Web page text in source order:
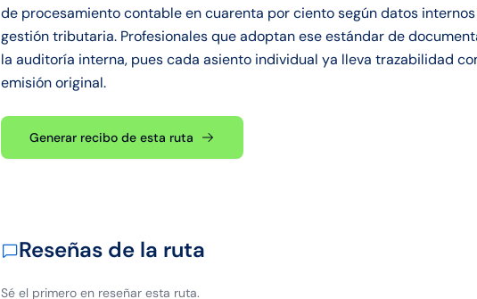
de procesamiento contable en cuarenta por ciento según datos
gestión tributaria. Profesionales que adoptan ese estándar de
la auditoría interna, pues cada asiento individual ya lleva trazabilidad
emisión original.
Generar recibo de esta ruta
Reseñas de la ruta
Sé el primero en reseñar esta ruta.